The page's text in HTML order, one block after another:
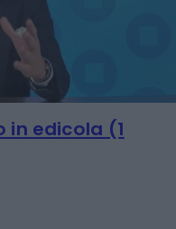
in edicola (1